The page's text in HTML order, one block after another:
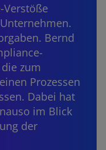
Verstöße
Bernd
zum
Prozessen
Dabei hat
im Blick
der